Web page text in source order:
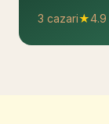
3 cazari★4.9